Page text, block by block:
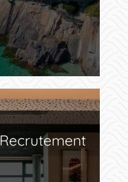
Recrutement